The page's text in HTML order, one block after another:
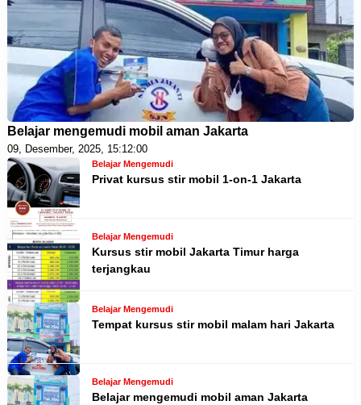
Belajar mengemudi mobil aman Jakarta
09, Desember, 2025, 15:12:00
Belajar Mengemudi
Privat kursus stir mobil 1-on-1 Jakarta
Belajar Mengemudi
Kursus stir mobil Jakarta Timur harga
terjangkau
Belajar Mengemudi
Tempat kursus stir mobil malam hari Jakarta
Belajar Mengemudi
Belajar mengemudi mobil aman Jakarta